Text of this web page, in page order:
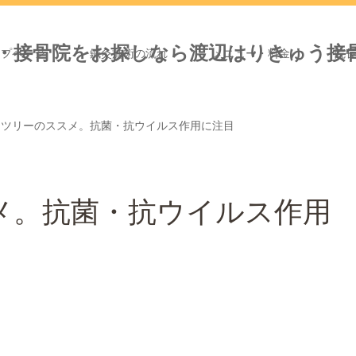
ページ 鍼灸施術の流れ メニュー・料金 院
リーのススメ。抗菌・抗ウイルス作用に注目
抗菌・抗ウイルス作用